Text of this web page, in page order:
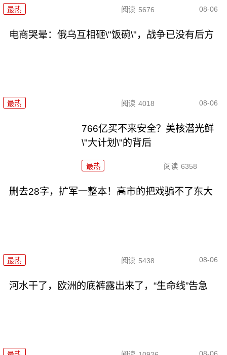
最热 阅读 5676 08-06
电商哭晕：俄乌互相砸\"饭碗\"，战争已没有后方
最热 阅读 4018 08-06
766亿买不来安全？美核潜光鲜
\"大计划\"的背后
最热 阅读 6358
删去28字，扩军一整本！高市的把戏骗不了东大
最热 阅读 5438 08-06
河水干了，欧洲的底裤露出来了，“生命线”告急